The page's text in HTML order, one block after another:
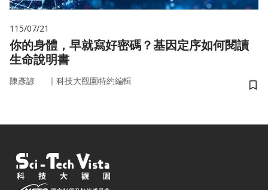
115/07/21
你的身體，早就寫好密碼？基因定序如何閱讀
生命說明書
陳彥諺 ｜ 科技大觀園特約編輯
儲